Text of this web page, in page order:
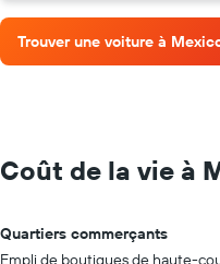
Trouver une voiture à
Coût de la vie à
Quartiers commerçants
Empli de boutiques de haute-